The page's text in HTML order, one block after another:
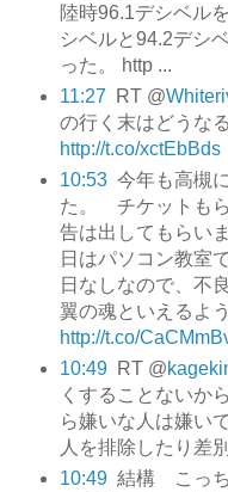
陸時96.1デシベル
シベルと94.2デシ
った。 http ...
11:27
RT @
の行く末はどうな
http://t.co/xctEbBds
10:53 今年も高槻
た。 チケットも
告は出してもらい
日はパソコン教室
日なしなので、不
翼の魂といえるよ
http://t.co/
10:49
RT @
くすることないか
ら嫌いな人は嫌い
人を排除したり差
10:49 結構 こっち